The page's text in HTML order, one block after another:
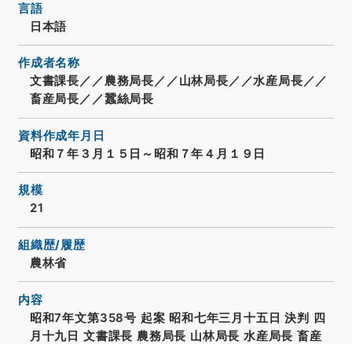
言語
日本語
作成者名称
文書課長／／農務局長／／山林局長／／水産局長／／
畜産局長／／蠶絲局長
資料作成年月日
昭和７年３月１５日～昭和７年４月１９日
規模
21
組織歴/履歴
農林省
内容
昭和7年文第358号 起案 昭和七年三月十五日 決判 四
月十九日 文書課長 農務局長 山林局長 水産局長 畜産